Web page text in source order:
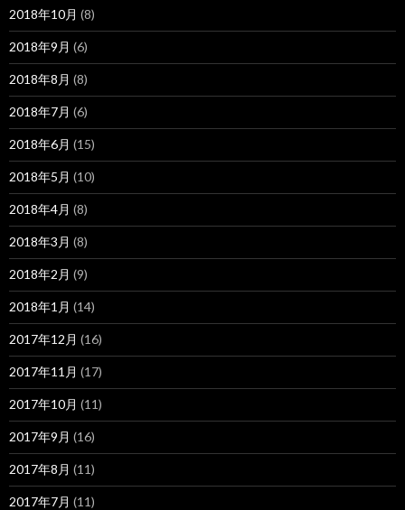
2018年10月 (8)
2018年9月 (6)
2018年8月 (8)
2018年7月 (6)
2018年6月 (15)
2018年5月 (10)
2018年4月 (8)
2018年3月 (8)
2018年2月 (9)
2018年1月 (14)
2017年12月 (16)
2017年11月 (17)
2017年10月 (11)
2017年9月 (16)
2017年8月 (11)
2017年7月 (11)